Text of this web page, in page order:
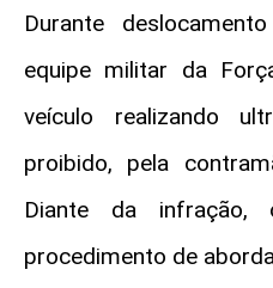
Durante
equipe militar da
veículo realizando
proibido, pela
Diante da infração,
procedimento de